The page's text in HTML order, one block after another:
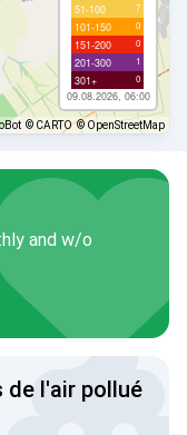
51-100 7
101-150 0
151-200 0
201-300 1
301+ 0
09.08.2026, 06:00
© CARTO © OpenStreetMap
and w/o
de l'air pollué